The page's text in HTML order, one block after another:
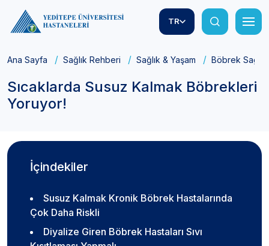
TR
Ana Sayfa Sağlık Rehberi Sağlık & Yaşam Böbrek Sağlığı
Sıcaklarda Susuz Kalmak Böbrekleri
Yoruyor!
İçindekiler
Susuz Kalmak Kronik Böbrek Hastalarında
Çok Daha Riskli
Diyalize Giren Böbrek Hastaları Sıvı